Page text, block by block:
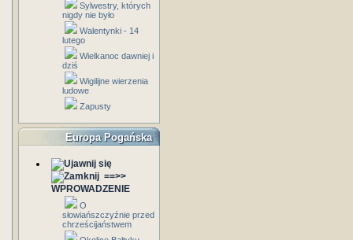
Sylwestry, których
nigdy nie było
Walentynki - 14
lutego
Wielkanoc dawniej i
dziś
Wigilijne wierzenia
ludowe
Zapusty
Europa Pogańska
==>>
WPROWADZENIE
O
słowiańszczyźnie przed
chrześcijaństwem